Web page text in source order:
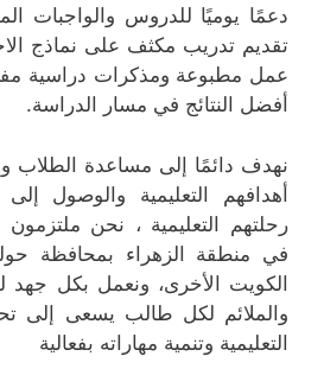
دعمًا يوميًا للدروس والواجبات
تقديم تدريب مكثف على نماذج
عمل مطبوعة ومذكرات دراسية
أفضل النتائج في مسار الدراسة.
نهدف دائمًا إلى مساعدة الطلاب
أهدافهم التعليمية والوصول
رحلتهم التعليمية ، نحن
في منطقة الزهراء بمحافظة
الكويت الأخرى، ونعمل بكل جهد
والملائم لكل طالب يسعى إلى
التعليمية وتنمية مهاراته بفعالية